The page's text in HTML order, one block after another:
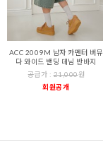
ACC 2009M 남자 카펜터 버뮤
다 와이드 밴딩 데님 반바지
공급가 :21,000원
회원공개